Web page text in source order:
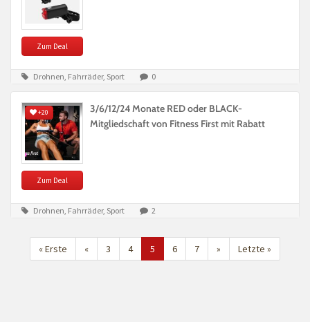
Zum Deal
Drohnen, Fahrräder, Sport 0
+20
Zum Deal
3/6/12/24 Monate RED oder BLACK-
Mitgliedschaft von Fitness First mit Rabatt
Drohnen, Fahrräder, Sport 2
« Erste « 3 4 5 6 7 » Letzte »